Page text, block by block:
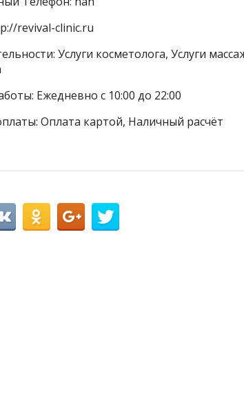
revival-clinic.ru
Услуги косметолога, Услуги
Ежедневно с 10:00 до 22:00
Оплата картой, Наличный расчёт